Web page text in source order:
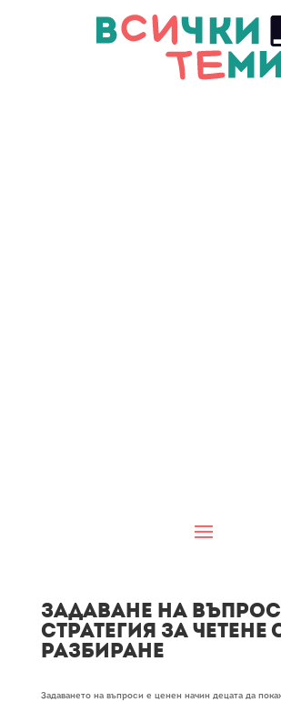
Задаване на
стратегия за четене
разбиране
Задаването на въпроси е ценен начин децата да